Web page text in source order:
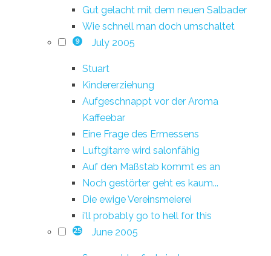
Gut gelacht mit dem neuen Salbader
Wie schnell man doch umschaltet
9 July 2005
Stuart
Kindererziehung
Aufgeschnappt vor der Aroma
Kaffeebar
Eine Frage des Ermessens
Luftgitarre wird salonfähig
Auf den Maßstab kommt es an
Noch gestörter geht es kaum...
Die ewige Vereinsmeierei
i'll probably go to hell for this
25 June 2005